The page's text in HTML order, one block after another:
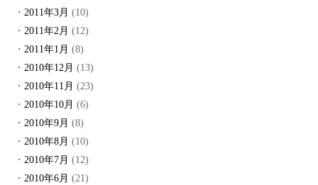
2011年3月 (10)
2011年2月 (12)
2011年1月 (8)
2010年12月 (13)
2010年11月 (23)
2010年10月 (6)
2010年9月 (8)
2010年8月 (10)
2010年7月 (12)
2010年6月 (21)